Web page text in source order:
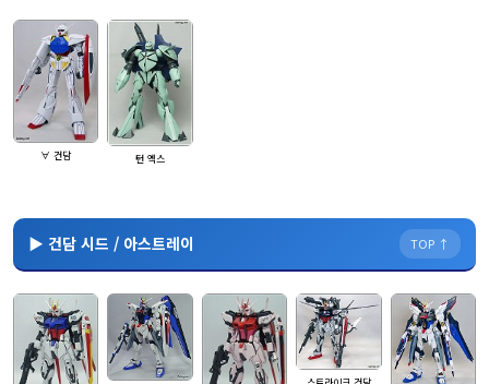
∀ 건담 턴 엑스
▶ 건담 시드 / 아스트레이 TOP ↑